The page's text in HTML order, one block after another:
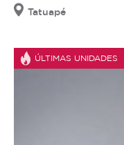
sessão
especiais
e
Tatuapé
ÚLTIMAS UNIDADES